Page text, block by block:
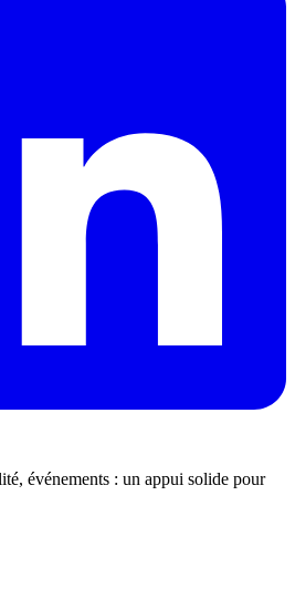
événements : un appui solide pour